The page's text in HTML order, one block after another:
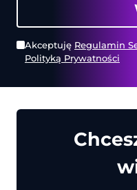
Akceptuję Regulamin
Polityką Prywatności